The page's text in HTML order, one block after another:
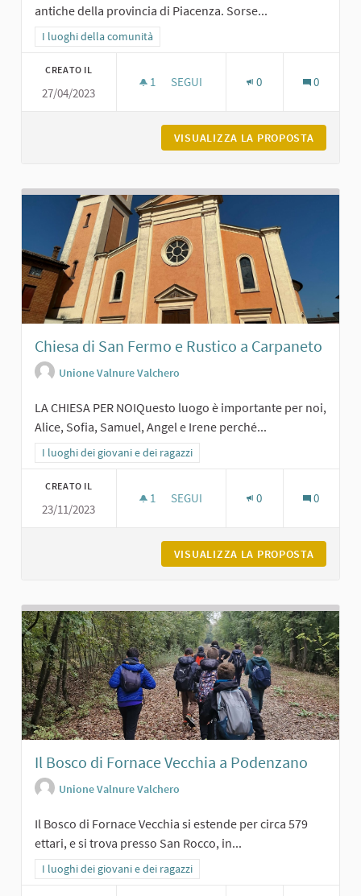
antiche della provincia di Piacenza. Sorse...
Filtra i risultati per categoria: I luoghi della comunità
I luoghi della comunità
CREATO IL
27/04/2023
1 1 SOSTENITORI
SEGUI 0 0
VISUALIZZA LA PROPOSTA
Chiesa di San Fermo e Rustico a Carpaneto
Unione Valnure Valchero
LA CHIESA PER NOIQuesto luogo è importante per noi,
Alice, Sofia, Samuel, Angel e Irene perché...
Filtra i risultati per categoria: I luoghi dei giovani e dei ragazzi
I luoghi dei giovani e dei ragazzi
CREATO IL
23/11/2023
1 1 SOSTENITORI
SEGUI 0 0
VISUALIZZA LA PROPOSTA
Il Bosco di Fornace Vecchia a Podenzano
Unione Valnure Valchero
Il Bosco di Fornace Vecchia si estende per circa 579
ettari, e si trova presso San Rocco, in...
Filtra i risultati per categoria: I luoghi dei giovani e dei ragazzi
I luoghi dei giovani e dei ragazzi